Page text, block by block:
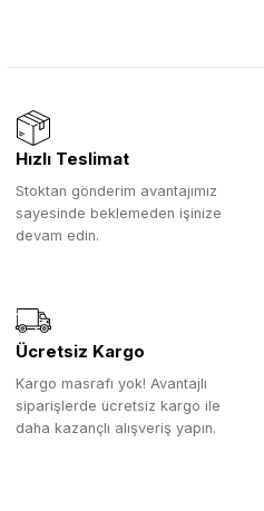
Hızlı Teslimat
Stoktan gönderim avantajımız
sayesinde beklemeden işinize
devam edin.
Ücretsiz Kargo
Kargo masrafı yok! Avantajlı
siparişlerde ücretsiz kargo ile
daha kazançlı alışveriş yapın.